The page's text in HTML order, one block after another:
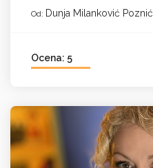
Od: Dunja Milanković Poznić
Ocena: 5